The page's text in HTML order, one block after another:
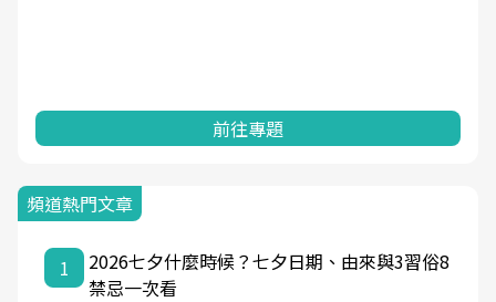
前往專題
頻道熱門文章
1
2026七夕什麼時候？七夕日期、由來與3習俗8
禁忌一次看